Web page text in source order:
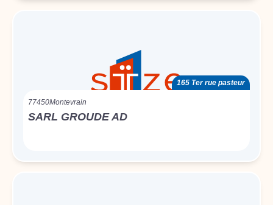
165 Ter rue pasteur
77450Montevrain
SARL GROUDE AD